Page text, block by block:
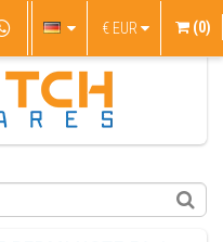
€ EUR (0)